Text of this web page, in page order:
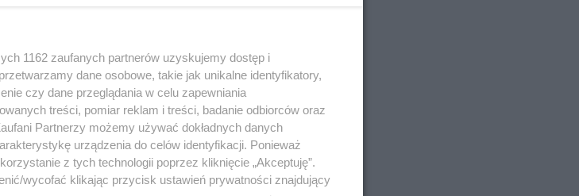
obchodów 11 listopada
– 14:00-22:00;
1162 zaufanych partnerów uzyskujemy dostęp i
dane osobowe, takie jak unikalne identyfikatory,
czy dane przeglądania w celu zapewniania
treści, pomiar reklam i treści, badanie odbiorców oraz
Partnerzy możemy używać dokładnych danych
urządzenia do celów identyfikacji. Ponieważ
z tych technologii poprzez kliknięcie „Akceptuję”.
wycofać klikając przycisk ustawień prywatności znajdujący